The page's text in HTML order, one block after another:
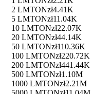
2 LMTONzł4.41K
5 LMTONzł11.04K
10 LMTONzł22.07K
20 LMTONzł44.14K
50 LMTONzł110.36K
100 LMTONzł220.72K
200 LMTONzł441.44K
500 LMTONzł1.10M
1000 LMTONzł2.21M